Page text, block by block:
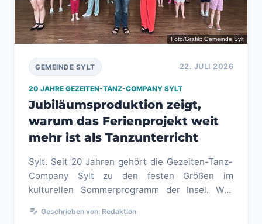
Foto/Grafik: Gemeinde Sylt
22. JULI 2026
GEMEINDE SYLT
20 JAHRE GEZEITEN-TANZ-COMPANY SYLT
Jubiläumsproduktion zeigt,
warum das Ferienprojekt weit
mehr ist als Tanzunterricht
Sylt. Seit 20 Jahren gehört die Gezeiten-Tanz-
Company Sylt zu den festen Größen im
kulturellen Sommerprogramm der Insel. Was
edit_note Geschrieben von: Redaktion